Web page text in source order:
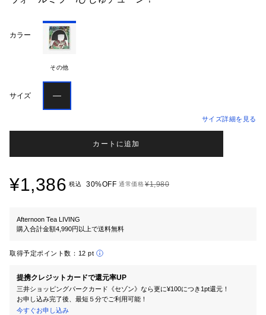
カラー
その他
サイズ ―
サイズ詳細を見る
カートに追加
¥1,386 税込 30%OFF 通常価格¥1,980
Afternoon Tea LIVING
購入合計金額4,990円以上で送料無料
取得予定ポイント数： 12 pt
提携クレジットカードで還元率UP
三井ショッピングパークカード《セゾン》なら更に¥100につき1pt還元！
お申し込み完了後、最短５分でご利用可能！
今すぐお申し込み